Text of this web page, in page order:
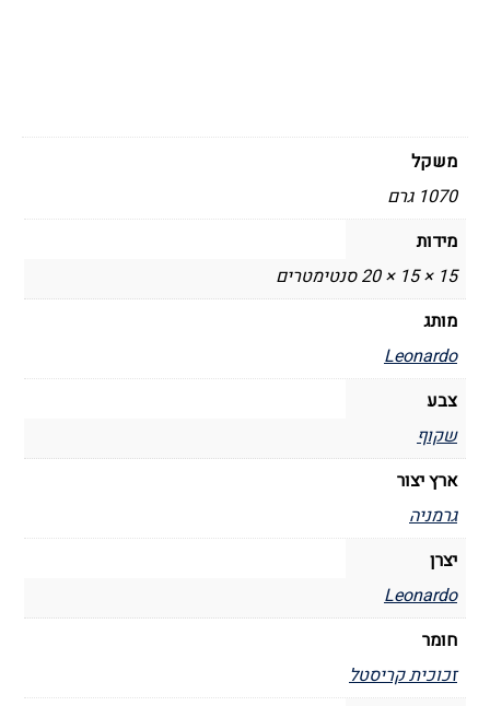
משקל
1070 גרם
מידות
15 × 15 × 20 סנטימטרים
מותג
Leonardo
צבע
שקוף
ארץ יצור
גרמניה
יצרן
Leonardo
חומר
זכוכית קריסטל